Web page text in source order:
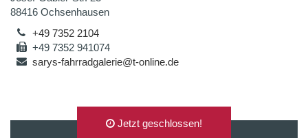
88416 Ochsenhausen
+49 7352 2104
+49 7352 941074
sarys-fahrradgalerie@t-online.de
AUF GOOGLEMAPS ANZEIGEN
Jetzt geschlossen!